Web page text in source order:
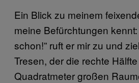
Ein Blick zu meinem
meine Befürchtungen kennt:
schon!” ruft er mir zu und
Tresen, der die rechte
Quadratmeter großen